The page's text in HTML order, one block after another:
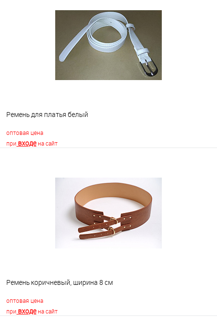
Недоступно
Ремень для платья белый
оптовая цена
при входена сайт
В наличии
Ремень коричневый, ширина 8 см
оптовая цена
при входена сайт